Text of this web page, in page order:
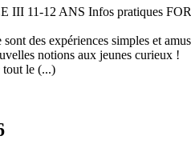
III 11-12 ANS Infos pratiques
des expériences simples et
notions aux jeunes curieux !
le (...)